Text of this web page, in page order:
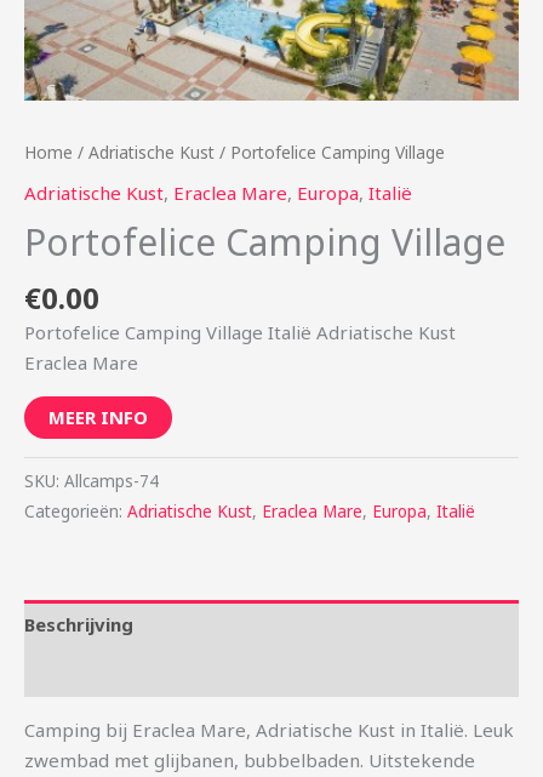
Home / Adriatische Kust / Portofelice Camping Village
Adriatische Kust, Eraclea Mare, Europa, Italië
Portofelice Camping Village
€0.00
Portofelice Camping Village Italië Adriatische Kust
Eraclea Mare
MEER INFO
SKU: Allcamps-74
Categorieën: Adriatische Kust, Eraclea Mare, Europa, Italië
Beschrijving
Camping bij Eraclea Mare, Adriatische Kust in Italië. Leuk
zwembad met glijbanen, bubbelbaden. Uitstekende